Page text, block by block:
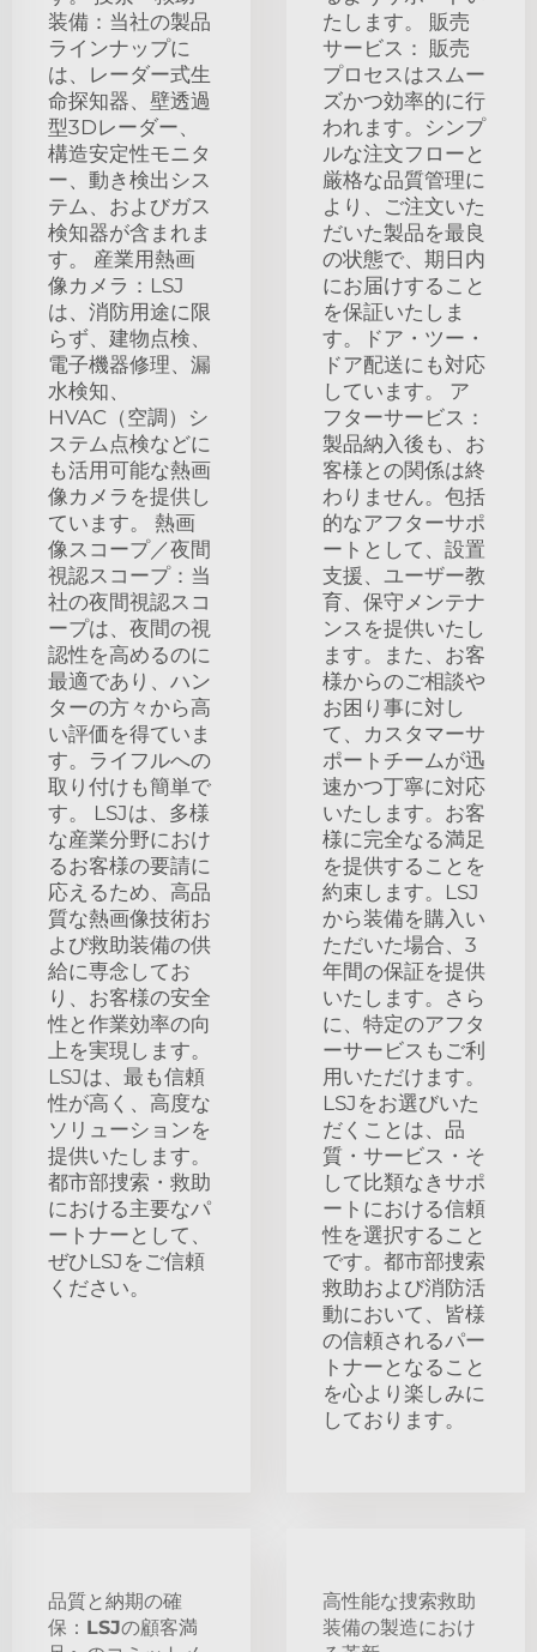
装備：当社の製品
ラインナップに
は、レーダー式生
命探知器、壁透過
型3Dレーダー、
構造安定性モニタ
ー、動き検出シス
テム、およびガス
検知器が含まれま
す。 産業用熱画
像カメラ：LSJ
は、消防用途に限
らず、建物点検、
電子機器修理、漏
水検知、
HVAC（空調）シ
ステム点検などに
も活用可能な熱画
像カメラを提供し
ています。 熱画
像スコープ／夜間
視認スコープ：当
社の夜間視認スコ
ープは、夜間の視
認性を高めるのに
最適であり、ハン
ターの方々から高
い評価を得ていま
す。ライフルへの
取り付けも簡単で
す。 LSJは、多様
な産業分野におけ
るお客様の要請に
応えるため、高品
質な熱画像技術お
よび救助装備の供
給に専念してお
り、お客様の安全
性と作業効率の向
上を実現します。
LSJは、最も信頼
性が高く、高度な
ソリューションを
提供いたします。
都市部捜索・救助
における主要なパ
ートナーとして、
ぜひLSJをご信頼
ください。
たします。 販売
サービス： 販売
プロセスはスムー
ズかつ効率的に行
われます。シンプ
ルな注文フローと
厳格な品質管理に
より、ご注文いた
だいた製品を最良
の状態で、期日内
にお届けすること
を保証いたしま
す。ドア・ツー・
ドア配送にも対応
しています。 ア
フターサービス：
製品納入後も、お
客様との関係は終
わりません。包括
的なアフターサポ
ートとして、設置
支援、ユーザー教
育、保守メンテナ
ンスを提供いたし
ます。また、お客
様からのご相談や
お困り事に対し
て、カスタマーサ
ポートチームが迅
速かつ丁寧に対応
いたします。お客
様に完全なる満足
を提供することを
約束します。LSJ
から装備を購入い
ただいた場合、3
年間の保証を提供
いたします。さら
に、特定のアフタ
ーサービスもご利
用いただけます。
LSJをお選びいた
だくことは、品
質・サービス・そ
して比類なきサポ
ートにおける信頼
性を選択すること
です。都市部捜索
救助および消防活
動において、皆様
の信頼されるパー
トナーとなること
を心より楽しみに
しております。
品質と納期の確
保：LSJの顧客満
高性能な捜索救助
装備の製造におけ